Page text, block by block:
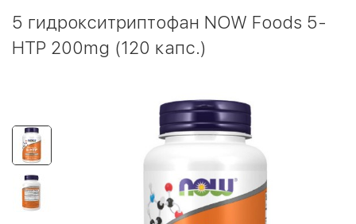
5 гидрокситриптофан NOW Foods 5-
HTP 200mg (120 капс.)